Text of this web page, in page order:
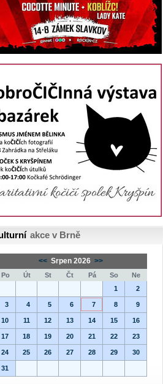
akce v Brně
<< Srpen 2026 >>
Po Út St Čt Pá So
Ne
1
2
3 4 5 6 7 8 9
10 11 12 13 14 15 16
17 18 19 20 21 22 23
24 25 26 27 28 29 30
31